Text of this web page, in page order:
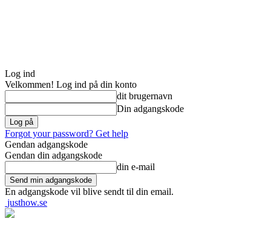
Log ind
Velkommen! Log ind på din konto
dit brugernavn
Din adgangskode
Forgot your password? Get help
Gendan adgangskode
Gendan din adgangskode
din e-mail
En adgangskode vil blive sendt til din email.
justhow.se